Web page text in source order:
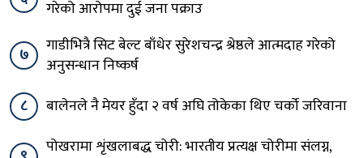
दुई किशोरीलाई गेस्ट हाउसमा लगेर सामूहिक बलात्कार
गरेको आरोपमा दुई जना पक्राउ
७
गाडीभित्रै सिट बेल्ट बाँधेर सुरेशचन्द्र श्रेष्ठले आत्मदाह गरेको
अनुसन्धान निष्कर्ष
८
बालेनले नै मेयर हुँदा २ वर्ष अघि तोकेका थिए चर्को जरिवाना